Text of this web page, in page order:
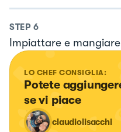
STEP 6
Impiattare e mangiare
LO CHEF CONSIGLIA:
Potete
se vi piace
claudiolisacchi